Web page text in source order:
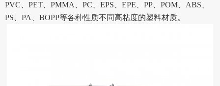
PVC、PET、PMMA、PC、EPS、EPE、PP、POM、ABS、
PS、PA、BOPP等各种性质不同高粘度的塑料材质。